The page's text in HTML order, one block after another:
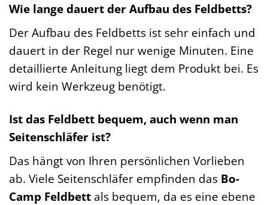
Wie lange dauert der Aufbau des Feldbetts?
Der Aufbau des Feldbetts ist sehr einfach und
dauert in der Regel nur wenige Minuten. Eine
detaillierte Anleitung liegt dem Produkt bei. Es
wird kein Werkzeug benötigt.
Ist das Feldbett bequem, auch wenn man
Seitenschläfer ist?
Das hängt von Ihren persönlichen Vorlieben
ab. Viele Seitenschläfer empfinden das Bo-
Camp Feldbett als bequem, da es eine ebene